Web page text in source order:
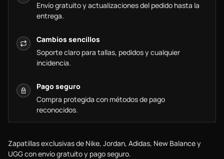
Envío gratuito y actualizaciones del pedido hasta la
entrega.
Cambios sencillos
Soporte claro para tallas, pedidos y cualquier
incidencia.
Pago seguro
Compra protegida con métodos de pago
reconocidos.
Zapatillas exclusivas de Nike, Jordan, Adidas, New Balance y
UGG con envío gratuito y pago seguro.